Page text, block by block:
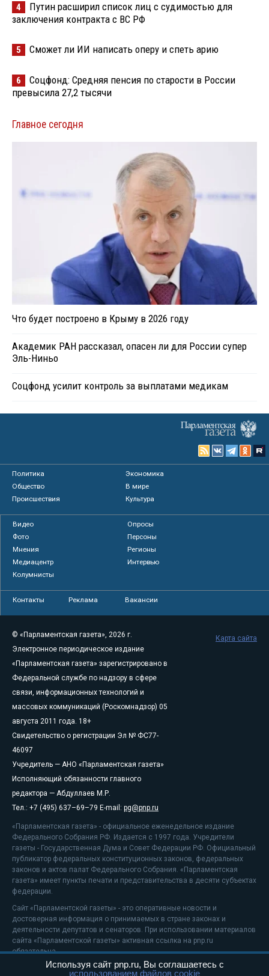
4
Путин расширил список лиц с судимостью для
заключения контракта с ВС РФ
5 Сможет ли ИИ написать оперу и спеть арию
6
Соцфонд: Средняя пенсия по старости в России
превысила 27,2 тысячи
Главное сегодня
Что будет построено в Крыму в 2026 году
Академик РАН рассказал, опасен ли для России супер
Эль-Ниньо
Соцфонд усилит контроль за выплатами медикам
Политика
Экономика
Общество
В мире
Происшествия
Культура
Видео
Опросы
Фото
Персоны
Мнения
Регионы
Медиацентр
Интервью
Колумнисты
Контакты Реклама Вакансии
© «Парламентская газета», 2026 г.
Электронное периодическое издание
«Парламентская газета» зарегистрировано в
Федеральной службе по надзору в сфере
связи, информационных технологий и
массовых коммуникаций (Роскомнадзор) 05
августа 2011 года. 18+
Свидетельство о регистрации Эл № ФС77-
46097
Учредитель — АНО «Парламентская газета»
Исполняющий обязанности главного
редактора — Абдуллаев М.Р.
Тел.: +7 (495) 637–69–79 E-mail: pg@pnp.ru
«Парламентская газета» - официальное еженедельное издание
Федерального Собрания РФ. Издается с 1997 года. Учредители
газеты - Государственная Дума и Совет Федерации РФ. Официальный
публикатор федеральных конституционных законов, федеральных
законов и актов палат Федерального Собрания. «Парламентская
газета» имеет пункты печати и представительства в десяти субъектах
федерации.
Сайт «Парламентской газеты» - это оперативные новости и
достоверная информация о принимаемых в стране законах и
деятельности депутатов и сенаторов. При использовании материалов
сайта «Парламентской газеты» активная ссылка на pnp.ru
обязательна.
На информационном ресурсе применяютсярекомендательные
Карта сайта
Используя сайт pnp.ru, Вы соглашаетесь с
использованием файлов cookie